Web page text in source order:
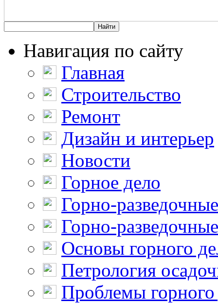
Навигация по сайту
Главная
Строительство
Ремонт
Дизайн и интерьер
Новости
Горное дело
Горно-
Горно-
Основы горного
Петрология
Проблемы горного